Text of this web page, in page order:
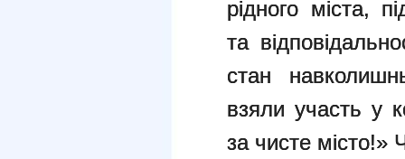
рідного міста,
та
стан
взяли участь у
за чисте місто!»